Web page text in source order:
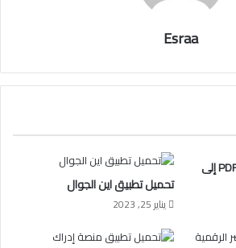
Esraa
افضل مواقع تحويل من PDF إلى
تحميل تطبيق اين الجوال
يناير 25, 2023